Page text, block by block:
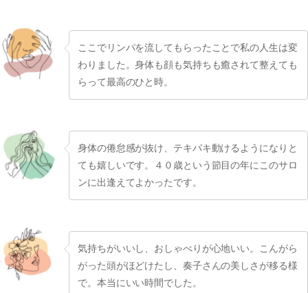
ここでリンパを流してもらったことで私の人生は変
わりました。身体も顔も気持ちも癒されて整えても
らって最高のひと時。
身体の倦怠感が抜け、テキパキ動けるようになりと
ても嬉しいです。４０歳という節目の年にこのサロ
ンに出逢えてよかったです。
気持ちがいいし、おしゃべりが心地いい。こんがら
がった頭がほどけたし、奏子さんの美しさが移る様
で。本当にいい時間でした。